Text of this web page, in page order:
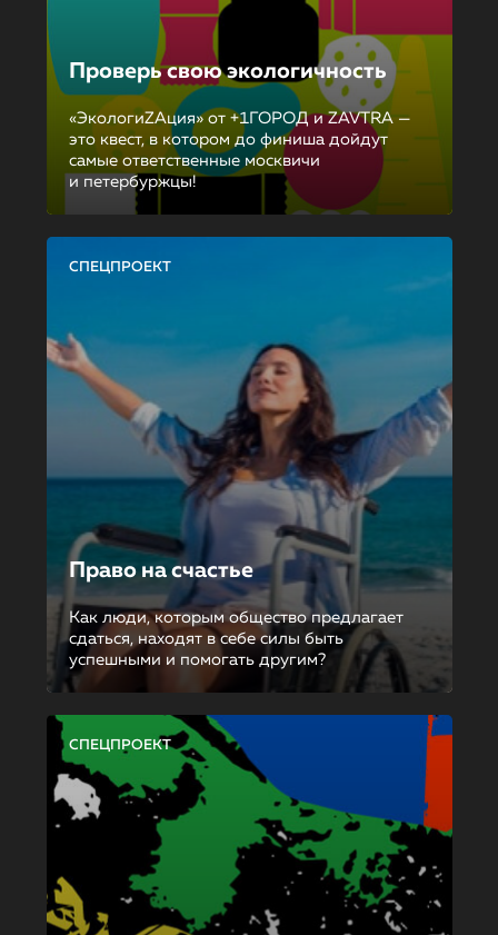
Проверь свою экологичность
«ЭкологиZAция» от +1ГОРОД и ZAVTRA —
это квест, в котором до финиша дойдут
самые ответственные москвичи
и петербуржцы!
СПЕЦПРОЕКТ
Право на счастье
Как люди, которым общество предлагает
сдаться, находят в себе силы быть
успешными и помогать другим?
СПЕЦПРОЕКТ